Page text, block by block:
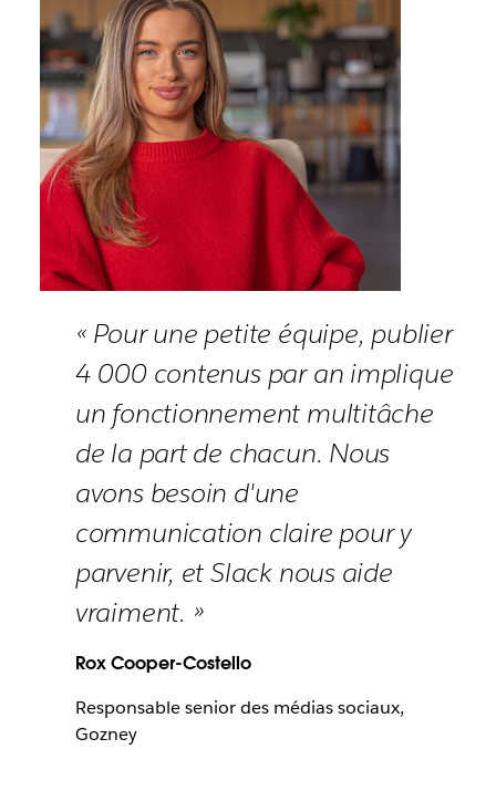
« Pour une petite équipe, publier
4 000 contenus par an implique
un fonctionnement multitâche
de la part de chacun. Nous
avons besoin d'une
communication claire pour y
parvenir, et Slack nous aide
vraiment. »
Rox Cooper-Costello
Responsable senior des médias sociaux,
Gozney